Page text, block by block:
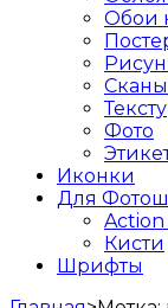
Обои
Сканы
Фото
Иконки
Для
Кисти
Шрифты